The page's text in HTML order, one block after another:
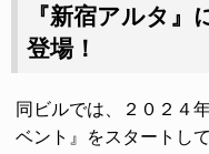
『新宿アルタ
登場！
同ビルでは、２０２４
ベント』をスタートし